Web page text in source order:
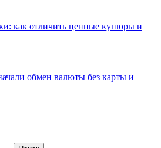
как отличить ценные купюры и
обмен валюты без карты и